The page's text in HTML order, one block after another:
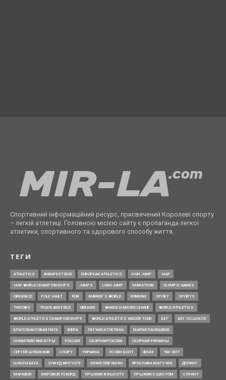
Спортивний інформаційний ресурс, присвячений Королеві спорту
– легкій атлетиці. Головною місією сайту є пропаганда легкої
атлетики, спортивного та здорового способу життя.
ТЕГИ
ATHLETICS BUDAPEST2023 EUROPEAN ATHLETICS HIGH JUMP IAAF
IAAF WORLD CHAMPIONSHIPS JUMPS LONG JUMP MARATHON OLYMPIC GAMES
OREGON22 POLE VAULT RUN RUNNER’S WORLD RUNNING SPORT SPORTS
THROWS TRACK AND FIELD UKRAINE WANDA DIAMOND LEAGUE WORLD ATHLETICS
WORLD ATHLETICS CHAMPIONSHIPS WORLD ATHLETICS INDOOR TOUR БЕГ БЕГ ПО ШОССЕ
БРИЛЛИАНТОВАЯ ЛИГА ВФЛА ЛЕГКАЯ АТЛЕТИКА МАРИЯ ЛАСИЦКЕНЕ
ОЛИМПИЙСКИЕ ИГРЫ РОССИЯ СБОРНАЯ РОССИИ СБОРНАЯ УКРАИНЫ
СЕРГЕЙ ШУБЕНКОВ СПОРТ УКРАИНА УСЭЙН БОЛТ ФЛАУ ЧМ-2017
ШКОЛА БЕГА ЭЛИУД КИПЧОГЕ ЮЛИЯ ЛЕВЧЕНКО ЯРОСЛАВА МАГУЧИХ ДОПИНГ
МАРАФОН МИРОВОЙ РЕКОРД ПРЫЖКИ В ВЫСОТУ ПРЫЖКИ С ШЕСТОМ СПРИНТ